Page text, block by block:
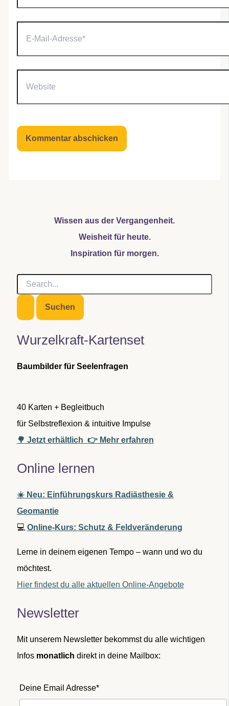
Mail-
Wissen aus der Vergangenheit.
Weisheit für heute.
Inspiration für morgen.
S
c
e
n
h
Wurzelkraft-Kartenset
Baumbilder für Seelenfragen
40 Karten + Begleitbuch
für Selbstreflexion & intuitive Impulse
🌳 Jetzt erhältlich 👉 Mehr erfahren
Online lernen
☀️ Neu: Einführungskurs Radiästhesie &
Geomantie
💻 Online-Kurs: Schutz & Feldveränderung
Lerne in deinem eigenen Tempo – wann und wo du
möchtest.
Hier findest du alle aktuellen Online-Angebote
Newsletter
Mit unserem Newsletter bekommst du alle wichtigen
Infos monatlich direkt in deine Mailbox:
Deine Email Adresse*